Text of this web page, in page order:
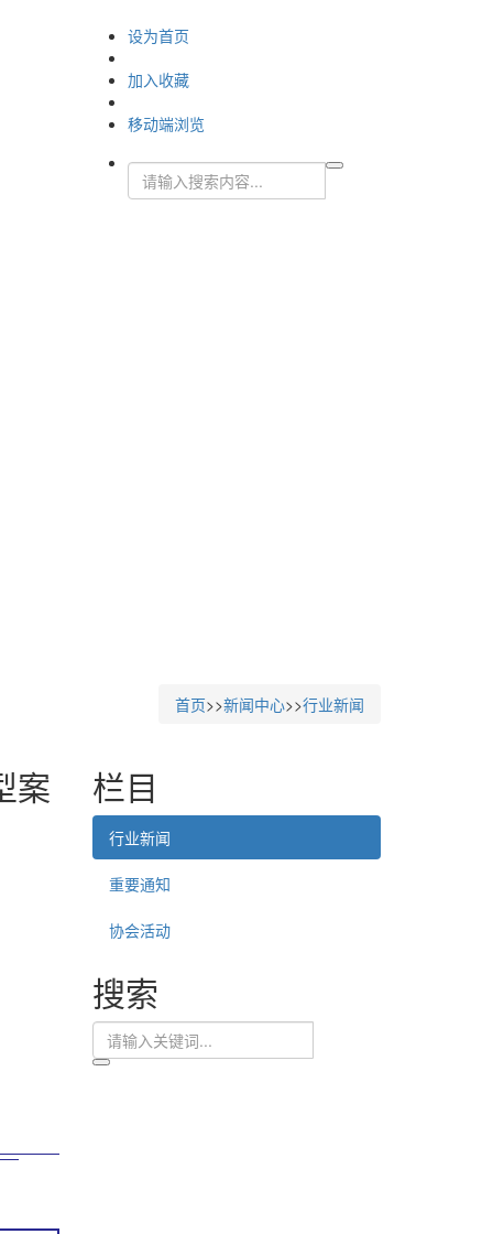
设为首页
加入收藏
移动端浏览
首页>>新闻中心>>行业新闻
案 栏目
行业新闻
重要通知
协会活动
搜索